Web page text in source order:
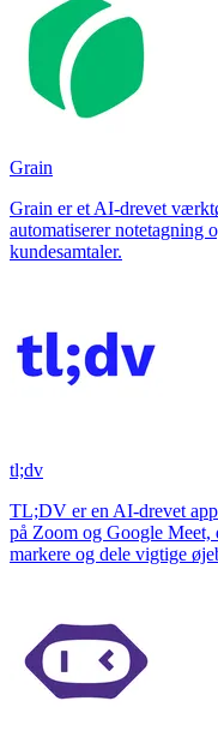
Grain
Grain er et AI-drevet
automatiserer notetagning
kundesamtaler.
tl;dv
TL;DV er en AI-drevet
på Zoom og Google Meet,
markere og dele vigtige